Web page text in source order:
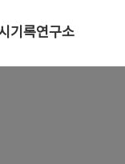
기록연구소